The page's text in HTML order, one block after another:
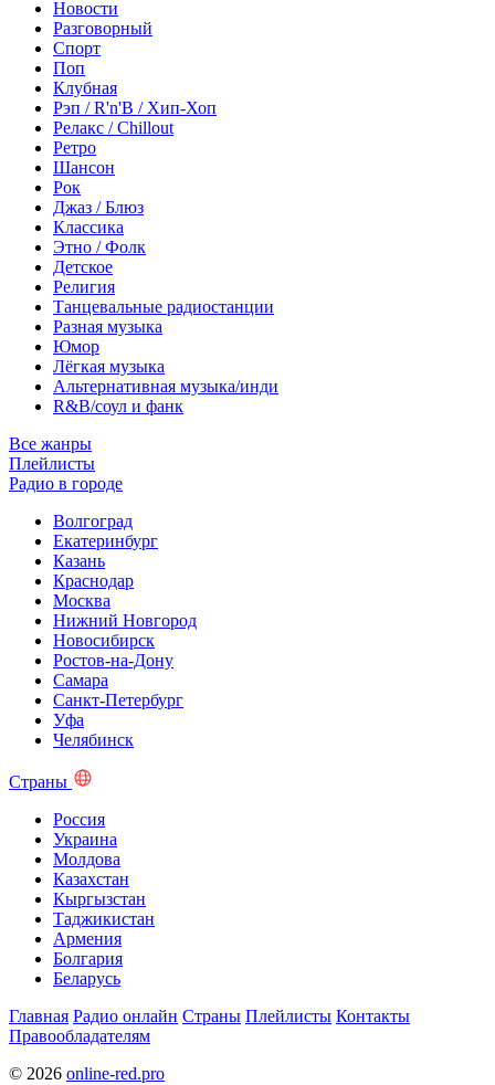
Новости
Разговорный
Спорт
Поп
Клубная
Рэп / R'n'B / Хип-Хоп
Релакс / Chillout
Ретро
Шансон
Рок
Джаз / Блюз
Классика
Этно / Фолк
Детское
Религия
Танцевальные радиостанции
Разная музыка
Юмор
Лёгкая музыка
Альтернативная музыка/инди
R&B/cоул и фанк
Все жанры
Плейлисты
Радио в городе
Волгоград
Екатеринбург
Казань
Краснодар
Москва
Нижний Новгород
Новосибирск
Ростов-на-Дону
Самара
Санкт-Петербург
Уфа
Челябинск
Страны
Россия
Украина
Молдова
Казахстан
Кыргызстан
Таджикистан
Армения
Болгария
Беларусь
Главная Радио онлайн Страны Плейлисты Контакты
Правообладателям
© 2026 online-red.pro